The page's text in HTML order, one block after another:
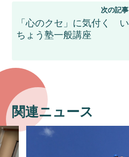
次の記事
「心のクセ」に気付く い
ちょう塾一般講座
関連ニュース